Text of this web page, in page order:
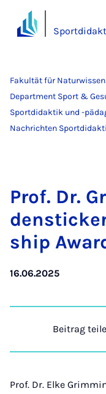
Fakultät für
Department Sport &
Sportdidaktik und -
Nachrichten
Prof. Dr.
ship
16.06.2025
Beitrag
Prof. Dr. Elke